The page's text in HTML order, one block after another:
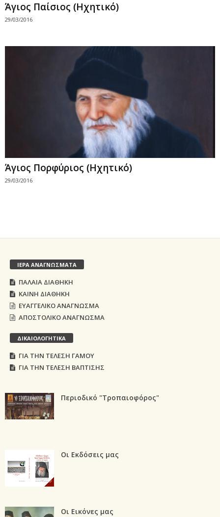
Άγιος Παίσιος (Ηχητικό)
29/03/2016
Άγιος Πορφύριος (Ηχητικό)
29/03/2016
ΙΕΡΑ ΑΝΑΓΝΩΣΜΑΤΑ
ΠΑΛΑΙΑ ΔΙΑΘΗΚΗ
ΚΑΙΝΗ ΔΙΑΘΗΚΗ
ΕΥΑΓΓΕΛΙΚΟ ΑΝΑΓΝΩΣΜΑ
ΑΠΟΣΤΟΛΙΚΟ ΑΝΑΓΝΩΣΜΑ
ΔΙΚΑΙΟΛΟΓΗΤΙΚΑ
ΓΙΑ ΤΗΝ ΤΕΛΕΣΗ ΓΑΜΟΥ
ΓΙΑ ΤΗΝ ΤΕΛΕΣΗ ΒΑΠΤΙΣΗΣ
Περιοδικό "Τροπαιοφόρος"
Οι Εκδόσεις μας
Οι Εικόνες μας